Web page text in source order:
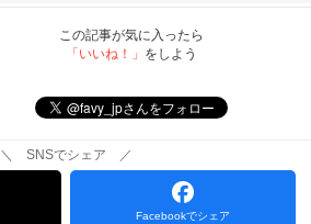
この記事が気に入ったら
「いいね！」 をしよう
＼ SNSでシェア ／
Facebookでシェア